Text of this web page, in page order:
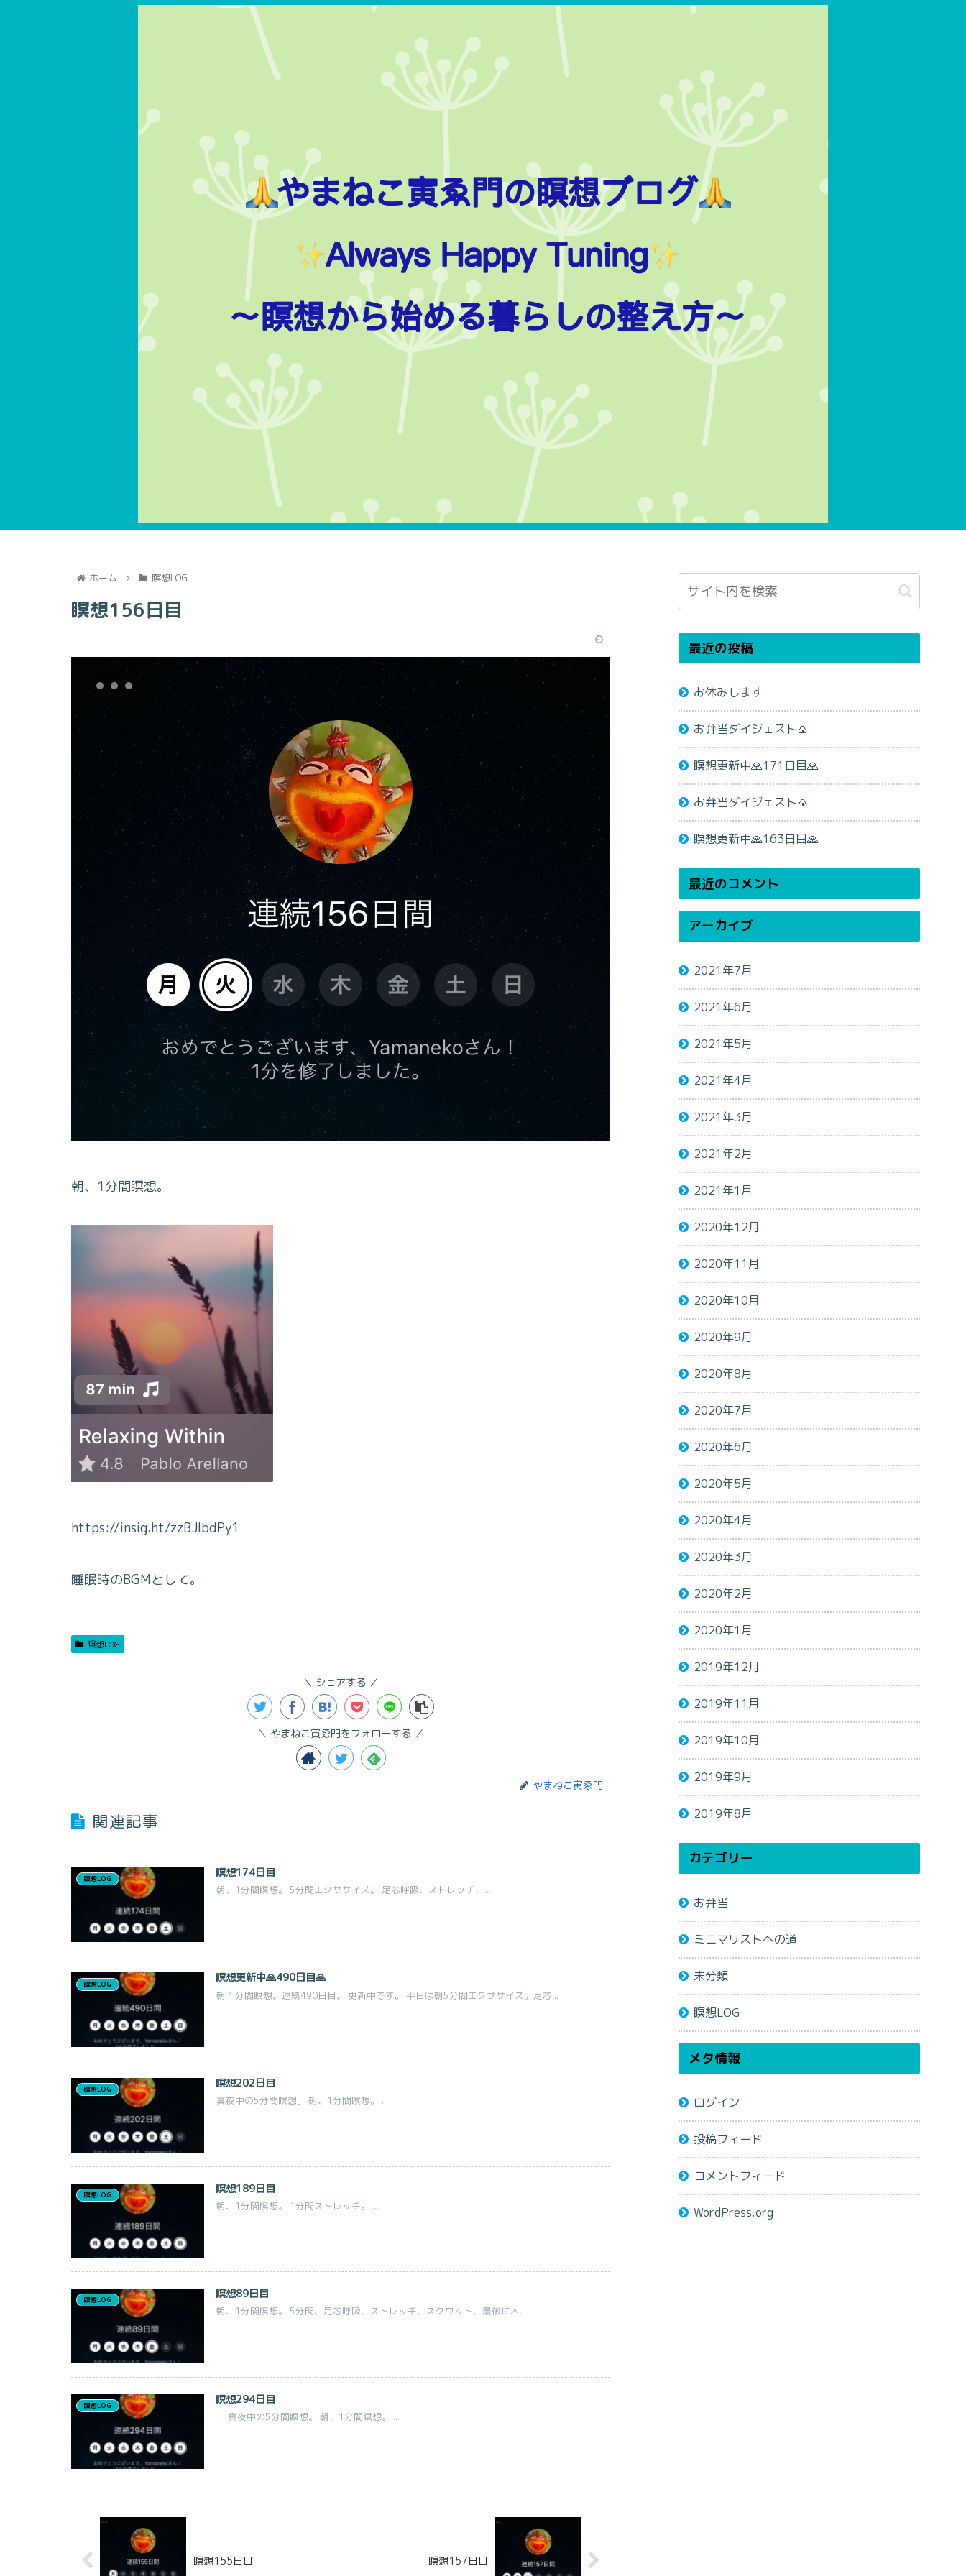
ホーム 瞑想LOG
瞑想156日目
朝、1分間瞑想。
https://insig.ht/zzBJlbdPy1
睡眠時のBGMとして。
瞑想LOG
シェアする
やまねこ寅ゑ門をフォローする
やまねこ寅ゑ門
関連記事
瞑想LOG 瞑想174日目
朝、1分間瞑想。 5分間エクササイズ。 足芯呼吸、ストレッチ、...
瞑想LOG 瞑想更新中🙏490日目🙏
朝１分間瞑想。連続490日目。 更新中です。 平日は朝5分間エクササイズ。足芯...
瞑想LOG 瞑想202日目
真夜中の5分間瞑想。 朝、1分間瞑想。 ...
瞑想LOG 瞑想189日目
朝、1分間瞑想。 1分間ストレッチ。 ...
瞑想LOG 瞑想89日目
朝、1分間瞑想。 5分間、足芯呼吸、ストレッチ、スクワット、最後に木...
瞑想LOG 瞑想294日目
真夜中の5分間瞑想。 朝、1分間瞑想。 ...
瞑想155日目 瞑想157日目
最近の投稿
お休みします
お弁当ダイジェスト🍙
瞑想更新中🙏171日目🙏
お弁当ダイジェスト🍙
瞑想更新中🙏163日目🙏
最近のコメント
アーカイブ
2021年7月
2021年6月
2021年5月
2021年4月
2021年3月
2021年2月
2021年1月
2020年12月
2020年11月
2020年10月
2020年9月
2020年8月
2020年7月
2020年6月
2020年5月
2020年4月
2020年3月
2020年2月
2020年1月
2019年12月
2019年11月
2019年10月
2019年9月
2019年8月
カテゴリー
お弁当
ミニマリストへの道
未分類
瞑想LOG
メタ情報
ログイン
投稿フィード
コメントフィード
WordPress.org